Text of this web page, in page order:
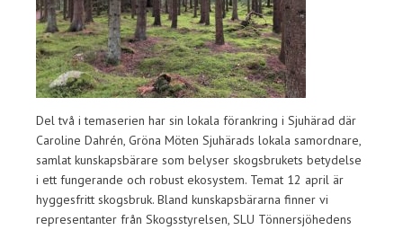
Del två i temaserien har sin lokala förankring i Sjuhärad där
Caroline Dahrén, Gröna Möten Sjuhärads lokala samordnare,
samlat kunskapsbärare som belyser skogsbrukets betydelse
i ett fungerande och robust ekosystem. Temat 12 april är
hyggesfritt skogsbruk. Bland kunskapsbärarna finner vi
representanter från Skogsstyrelsen, SLU Tönnersjöhedens